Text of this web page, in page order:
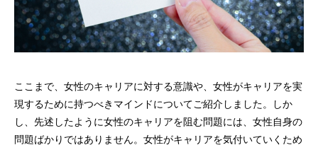
ここまで、女性のキャリアに対する意識や、女性がキャリアを実
現するために持つべきマインドについてご紹介しました。しか
し、先述したように女性のキャリアを阻む問題には、女性自身の
問題ばかりではありません。女性がキャリアを気付いていくため